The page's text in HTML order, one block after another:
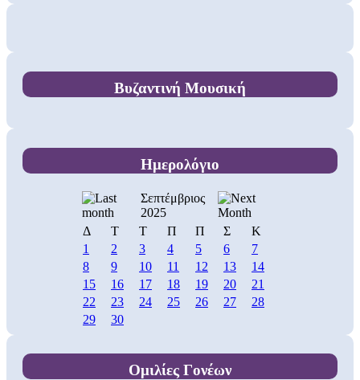
Βυζαντινή Μουσική
Ημερολόγιο
Σεπτέμβριος
2025
Δ
Τ Τ Π Π Σ
Κ
1
2 3 4 5 6
7
8
9 10 11 12 13
14
15
16 17 18 19 20
21
22
23 24 25 26 27
28
29
30
Ομιλίες Γονέων